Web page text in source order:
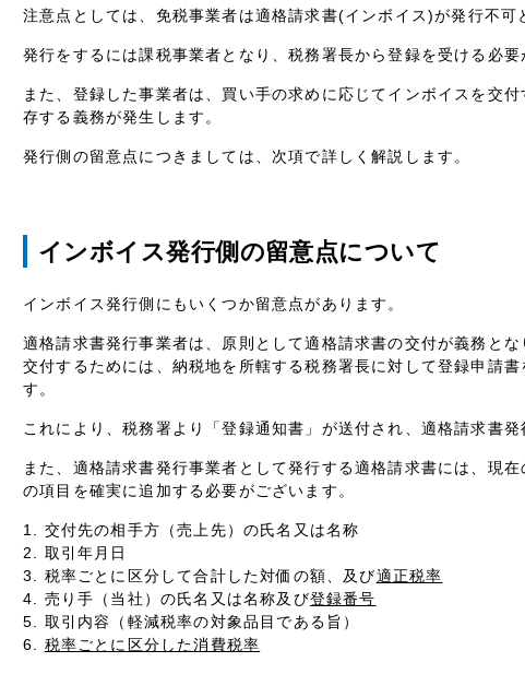
注意点としては、免税事業者は適格請求書(インボイス)が発行不可
発行をするには課税事業者となり、税務署長から登録を受ける必要
また、登録した事業者は、買い手の求めに応じてインボイスを交
存する義務が発生します。
発行側の留意点につきましては、次項で詳しく解説します。
インボイス発行側の留意点について
インボイス発行側にもいくつか留意点があります。
適格請求書発行事業者は、原則として適格請求書の交付が義務と
交付するためには、納税地を所轄する税務署長に対して登録申請
す。
これにより、税務署より「登録通知書」が送付され、適格請求書発
また、適格請求書発行事業者として発行する適格請求書には、現
の項目を確実に追加する必要がございます。
交付先の相手方（売上先）の氏名又は名称
取引年月日
税率ごとに区分して合計した対価の額、及び適正税率
売り手（当社）の氏名又は名称及び登録番号
取引内容（軽減税率の対象品目である旨）
税率ごとに区分した消費税率